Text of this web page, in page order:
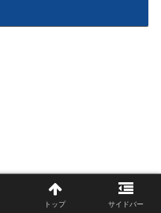
トップ サイドバー